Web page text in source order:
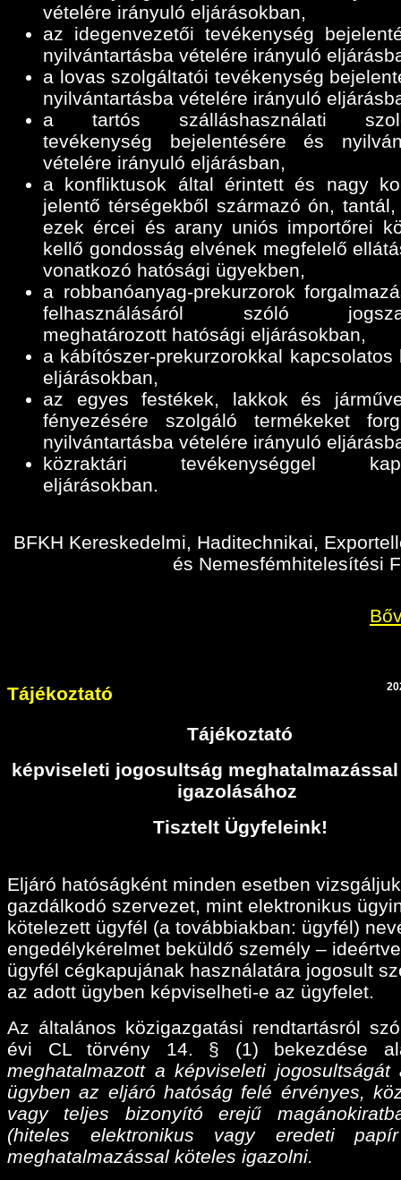
vételére irányuló eljárásokban,
az idegenvezetői tevékenység
nyilvántartásba vételére irányuló
a lovas szolgáltatói tevékenység
nyilvántartásba vételére irányuló
a tartós szálláshasználati
tevékenység bejelentésére és
vételére irányuló eljárásban,
a konfliktusok által érintett és nagy
jelentő térségekből származó ón,
ezek ércei és arany uniós importőrei
kellő gondosság elvének megfelelő
vonatkozó hatósági ügyekben,
a robbanóanyag-prekurzorok
felhasználásáról szóló
meghatározott hatósági eljárásokban,
a kábítószer-prekurzorokkal kapcsolatos
eljárásokban,
az egyes festékek, lakkok és
fényezésére szolgáló termékeket
nyilvántartásba vételére irányuló
közraktári tevékenységgel
eljárásokban.
BFKH Kereskedelmi, Haditechnikai,
és Nemesfémhitelesítési
Tájékoztató
Tájékoztató
képviseleti jogosultság
igazolásához
Tisztelt Ügyfeleink!
Eljáró hatóságként minden esetben
gazdálkodó szervezet, mint elektronikus
kötelezett ügyfél (a továbbiakban: ügyfél)
engedélykérelmet beküldő személy –
ügyfél cégkapujának használatára jogosult
az adott ügyben képviselheti-e az ügyfelet.
Az általános közigazgatási rendtartásról
évi CL törvény 14. § (1) bekezdése
meghatalmazott a képviseleti jogosultságát
ügyben az eljáró hatóság felé érvényes,
vagy teljes bizonyító erejű
(hiteles elektronikus vagy eredeti
meghatalmazással köteles igazolni.